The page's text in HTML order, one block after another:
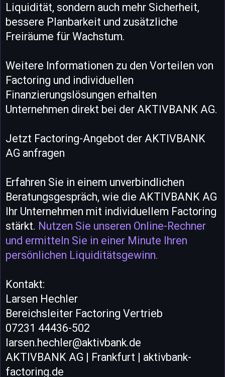
Liquidität, sondern auch mehr Sicherheit,
bessere Planbarkeit und zusätzliche
Freiräume für Wachstum.
Weitere Informationen zu den Vorteilen von
Factoring und individuellen
Finanzierungslösungen erhalten
Unternehmen direkt bei der AKTIVBANK AG.
Jetzt Factoring-Angebot der AKTIVBANK
AG anfragen
Erfahren Sie in einem unverbindlichen
Beratungsgespräch, wie die AKTIVBANK AG
Ihr Unternehmen mit individuellem Factoring
stärkt. Nutzen Sie unseren Online-Rechner
und ermitteln Sie in einer Minute Ihren
persönlichen Liquiditätsgewinn.
Kontakt:
Larsen Hechler
Bereichsleiter Factoring Vertrieb
07231 44436-502
larsen.hechler@aktivbank.de
AKTIVBANK AG | Frankfurt | aktivbank-
factoring.de